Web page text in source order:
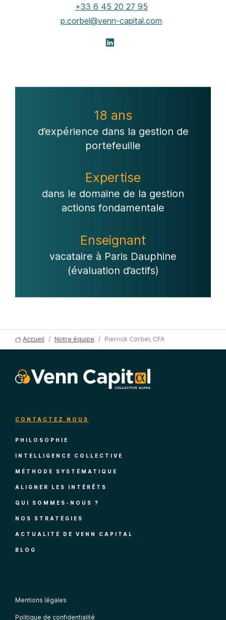
+33 6 45 20 27 95
p.corbel@venn-capital.com
18 ans
d’expérience dans la gestion de
portefeuille
Expertise
dans le domaine de la gestion
actions fondamentale
Enseignant
vacataire à Paris Dauphine
(évaluation d’actifs)
Accueil Notre équipe Pierrick Corbel, CFA
CONTACTEZ NOUS
PHILOSOPHIE
INTELLIGENCE COLLECTIVE
MÉTHODE SYSTÉMATIQUE
ALIGNER LES INTÉRÊTS
QUI SOMMES-NOUS ?
NOS STRATÉGIES
ACTUALITÉ DE VENN CAPITAL
BLOG
Mentions légales
Politique de confidentialité